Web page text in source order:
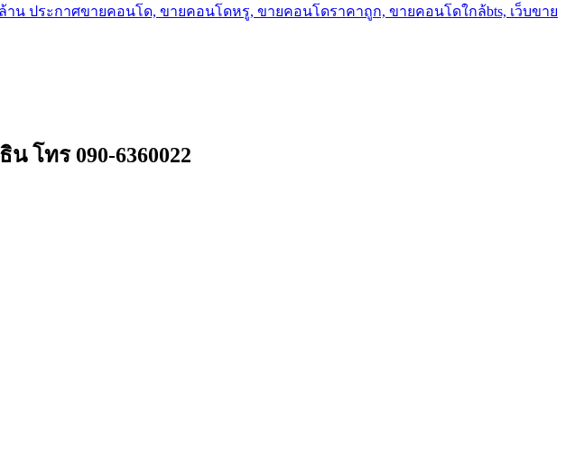
น ประกาศขายคอนโด, ขายคอนโดหรู, ขายคอนโดราคาถูก, ขายคอนโดใกล้bts, เว็บขาย
โทร 090-6360022